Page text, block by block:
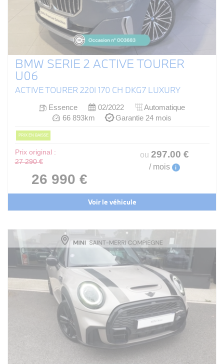
BMW SERIE 2 ACTIVE TOURER
U06
ACTIVE TOURER 220I 170 CH DKG7 LUXURY
Essence 02/2022
Automatique
66 893km
Garantie 24 mois
PRIX EN BAISSE
Prix original :
27 290 €
26 990 €
ou 297.00 €
/ mois i
Voir le véhicule